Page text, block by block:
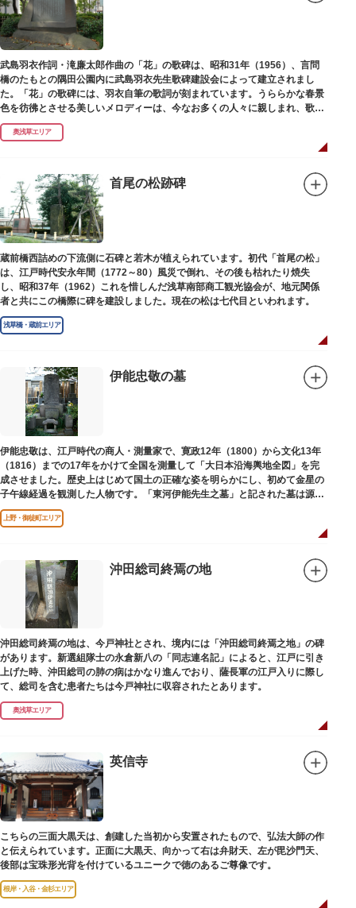
武島羽衣作詞・滝廉太郎作曲の「花」の歌碑は、昭和31年（1956）、言問
橋のたもとの隅田公園内に武島羽衣先生歌碑建設会によって建立されまし
た。「花」の歌碑には、羽衣自筆の歌詞が刻まれています。うららかな春景
色を彷彿とさせる美しいメロディーは、今なお多くの人々に親しまれ、歌い
つがれています。
奥浅草エリア
首尾の松跡碑
蔵前橋西詰めの下流側に石碑と若木が植えられています。初代「首尾の松」
は、江戸時代安永年間（1772～80）風災で倒れ、その後も枯れたり焼失
し、昭和37年（1962）これを惜しんだ浅草南部商工観光協会が、地元関係
者と共にこの橋際に碑を建設しました。現在の松は七代目といわれます。
浅草橋・蔵前エリア
伊能忠敬の墓
伊能忠敬は、江戸時代の商人・測量家で、寛政12年（1800）から文化13年
（1816）までの17年をかけて全国を測量して「大日本沿海輿地全図」を完
成させました。歴史上はじめて国土の正確な姿を明らかにし、初めて金星の
子午線経過を観測した人物です。「東河伊能先生之墓」と記された墓は源空
寺（げんくうじ）にあります。
上野・御徒町エリア
沖田総司終焉の地
沖田総司終焉の地は、今戸神社とされ、境内には「沖田総司終焉之地」の碑
があります。新選組隊士の永倉新八の「同志連名記」によると、江戸に引き
上げた時、沖田総司の肺の病はかなり進んでおり、薩長軍の江戸入りに際し
て、総司を含む患者たちは今戸神社に収容されたとあります。
奥浅草エリア
英信寺
こちらの三面大黒天は、創建した当初から安置されたもので、弘法大師の作
と伝えられています。正面に大黒天、向かって右は弁財天、左が毘沙門天、
後部は宝珠形光背を付けているユニークで徳のあるご尊像です。
根岸・入谷・金杉エリア